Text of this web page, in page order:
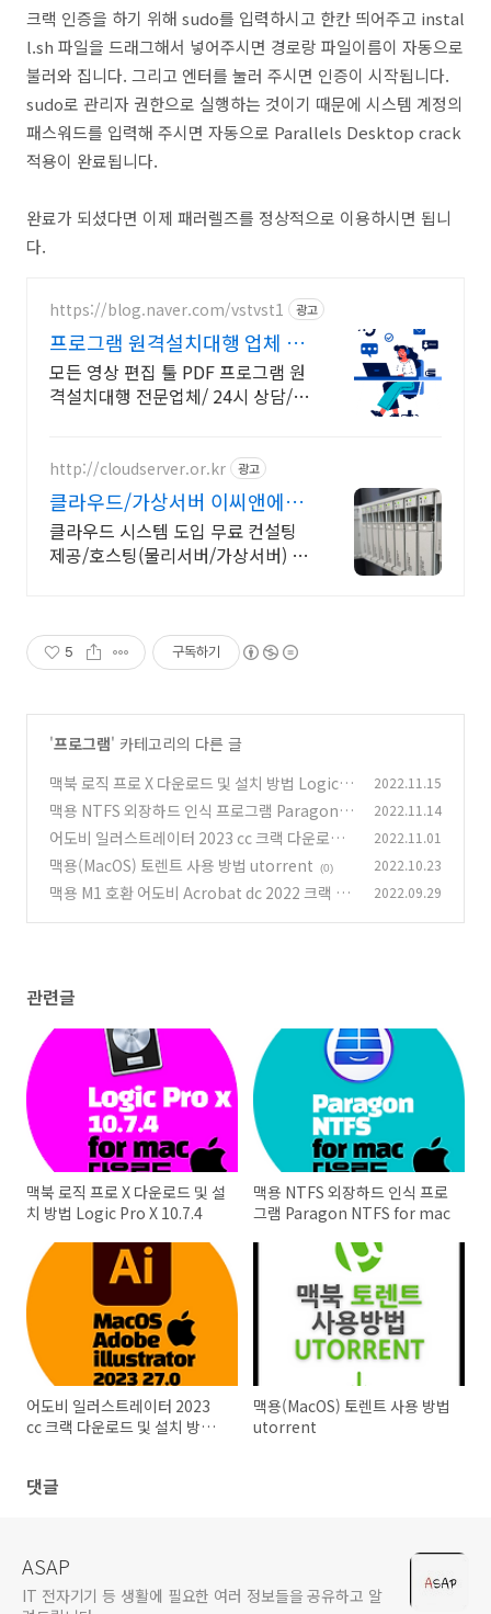
크랙 인증을 하기 위해 sudo를 입력하시고 한칸 띄어주고 instal
l.sh 파일을 드래그해서 넣어주시면 경로랑 파일이름이 자동으로
불러와 집니다. 그리고 엔터를 눌러 주시면 인증이 시작됩니다.
sudo로 관리자 권한으로 실행하는 것이기 때문에 시스템 계정의
패스워드를 입력해 주시면 자동으로 Parallels Desktop crack
적용이 완료됩니다.
완료가 되셨다면 이제 패러렐즈를 정상적으로 이용하시면 됩니
다.
https://blog.naver.com/vstvst1 광고
프로그램 원격설치대행 업체 프
로그램 원격설치대행 전문
모든 영상 편집 툴 PDF 프로그램 원
격설치대행 전문업체/ 24시 상담/
상담/ 영구AS
http://cloudserver.or.kr 광고
클라우드/가상서버 이씨앤에스
무료 컨설팅 제공
클라우드 시스템 도입 무료 컨설팅
제공/호스팅(물리서버/가상서버) 서
5 구독하기
'프로그램' 카테고리의 다른 글
맥북 로직 프로 X 다운로드 및 설치 방법 Logic P
ro X 10.7.4
(0)
2022.11.15
맥용 NTFS 외장하드 인식 프로그램 Paragon N
TFS for mac
(0)
2022.11.14
어도비 일러스트레이터 2023 cc 크랙 다운로드
및 설치 방법 Adobe Illustrator 2023 27.0
2022.11.01
맥용(MacOS) 토렌트 사용 방법 utorrent (0) 2022.10.23
맥용 M1 호환 어도비 Acrobat dc 2022 크랙 다
2022.09.29
관련글
맥북 로직 프로 X 다운로드 및 설
치 방법 Logic Pro X 10.7.4
맥용 NTFS 외장하드 인식 프로
그램 Paragon NTFS for mac
어도비 일러스트레이터 2023
cc 크랙 다운로드 및 설치 방법
맥용(MacOS) 토렌트 사용 방법
utorrent
댓글
ASAP
IT 전자기기 등 생활에 필요한 여러 정보들을 공유하고 알